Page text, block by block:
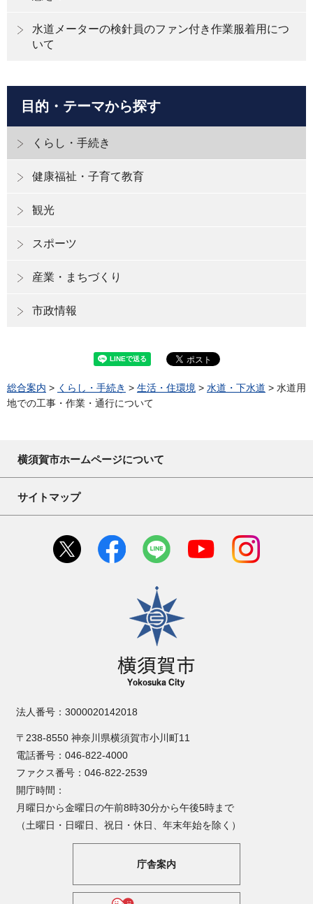
水道メーターの検針員のファン付き作業服着用につ
いて
目的・テーマから探す
くらし・手続き
健康福祉・子育て教育
観光
スポーツ
産業・まちづくり
市政情報
総合案内 > くらし・手続き > 生活・住環境 > 水道・下水道 > 水道用
地での工事・作業・通行について
横須賀市ホームページについて
サイトマップ
横須賀市
法人番号：3000020142018
〒238-8550 神奈川県横須賀市小川町11
電話番号：046-822-4000
ファクス番号：046-822-2539
開庁時間：
月曜日から金曜日の午前8時30分から午後5時まで
（土曜日・日曜日、祝日・休日、年末年始を除く）
庁舎案内